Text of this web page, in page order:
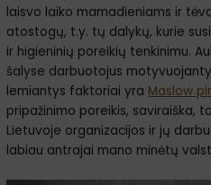
laisvo laiko mamadieniams ir
atostogų, t.y. tų dalykų, kurie
ir higieninių poreikių tenkinimu.
šalyse darbuotojus
lemiantys faktoriai yra Maslow
pripažinimo poreikis, saviraiška,
Lietuvoje organizacijos ir jų
labiau antrajai mano minėtų